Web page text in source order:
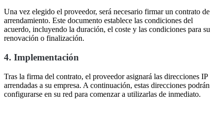
Una vez elegido el proveedor, será necesario firmar un contrato de
arrendamiento. Este documento establece las condiciones del
acuerdo, incluyendo la duración, el coste y las condiciones para su
renovación o finalización.
4. Implementación
Tras la firma del contrato, el proveedor asignará las direcciones IP
arrendadas a su empresa. A continuación, estas direcciones podrán
configurarse en su red para comenzar a utilizarlas de inmediato.